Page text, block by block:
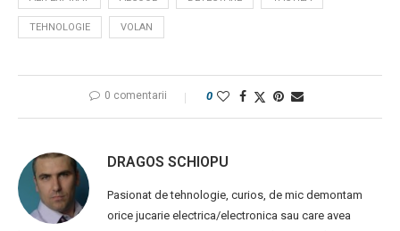
TEHNOLOGIE VOLAN
0 comentarii 0
DRAGOS SCHIOPU
Pasionat de tehnologie, curios, de mic demontam
orice jucarie electrica/electronica sau care avea